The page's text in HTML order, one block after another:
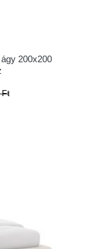
200x200
Ft